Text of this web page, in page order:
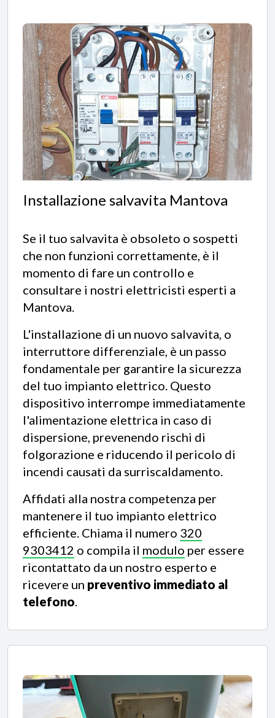
Installazione salvavita Mantova
Se il tuo salvavita è obsoleto o sospetti
che non funzioni correttamente, è il
momento di fare un controllo e
consultare i nostri elettricisti esperti a
Mantova.
L'installazione di un nuovo salvavita, o
interruttore differenziale, è un passo
fondamentale per garantire la sicurezza
del tuo impianto elettrico. Questo
dispositivo interrompe immediatamente
l'alimentazione elettrica in caso di
dispersione, prevenendo rischi di
folgorazione e riducendo il pericolo di
incendi causati da surriscaldamento.
Affidati alla nostra competenza per
mantenere il tuo impianto elettrico
efficiente. Chiama il numero 320
9303412 o compila il modulo per essere
ricontattato da un nostro esperto e
ricevere un preventivo immediato al
telefono.